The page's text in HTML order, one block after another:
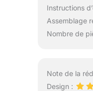
Instructions
Assemblage
Nombre de
Note de la
Design :